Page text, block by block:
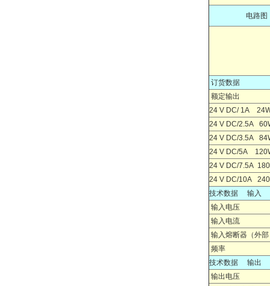
电路图
订货数据
额定输出
24 V DC/ 1A
24 V DC/2.5A
24 V DC/3.5A
24 V DC/5A
24 V DC/7.5A
24 V DC/10A
技术数据 输入
输入电压
输入电流
输入熔断器（外
频率
技术数据 输出
输出电压